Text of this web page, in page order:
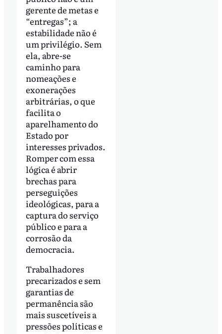
gerente de metas e
“entregas”; a
estabilidade não é
um privilégio. Sem
ela, abre-se
caminho para
nomeações e
exonerações
arbitrárias, o que
facilita o
aparelhamento do
Estado por
interesses privados.
Romper com essa
lógica é abrir
brechas para
perseguições
ideológicas, para a
captura do serviço
público e para a
corrosão da
democracia.
Trabalhadores
precarizados e sem
garantias de
permanência são
mais suscetíveis a
pressões políticas e